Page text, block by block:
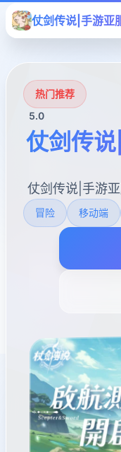
仗剑传说|手游亚
热门推荐
5.0
仗剑传
仗剑传说|手游
冒险 移动端